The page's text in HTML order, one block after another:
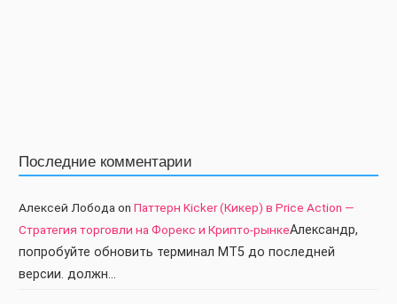
Последние комментарии
Алексей Лобода on Паттерн Kicker (Кикер) в Price Action —
Стратегия торговли на Форекс и Крипто-рынкеАлександр,
попробуйте обновить терминал МТ5 до последней
версии. должн…